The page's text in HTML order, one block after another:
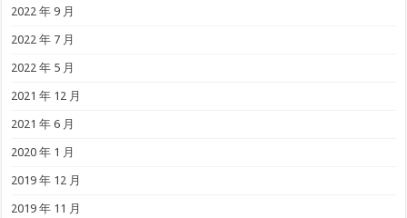
2022 年 9 月
2022 年 7 月
2022 年 5 月
2021 年 12 月
2021 年 6 月
2020 年 1 月
2019 年 12 月
2019 年 11 月